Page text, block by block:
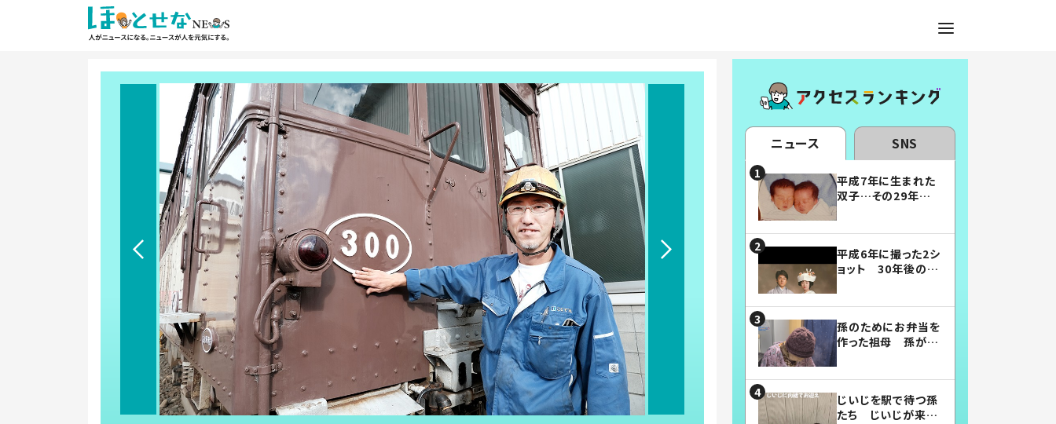
ニュース SNS
平成7年に生まれた
双子…その29年後
平成6年に撮った2シ
ョット 30年後の姿
孫のためにお弁当を
作った祖母 孫が絶
じいじを駅で待つ孫
たち じいじが来た